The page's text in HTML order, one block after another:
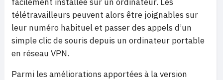
télétravailleurs peuvent alors être joignables sur
leur numéro habituel et passer des appels d’un
simple clic de souris depuis un ordinateur portable
en réseau VPN.
Parmi les améliorations apportées à la version